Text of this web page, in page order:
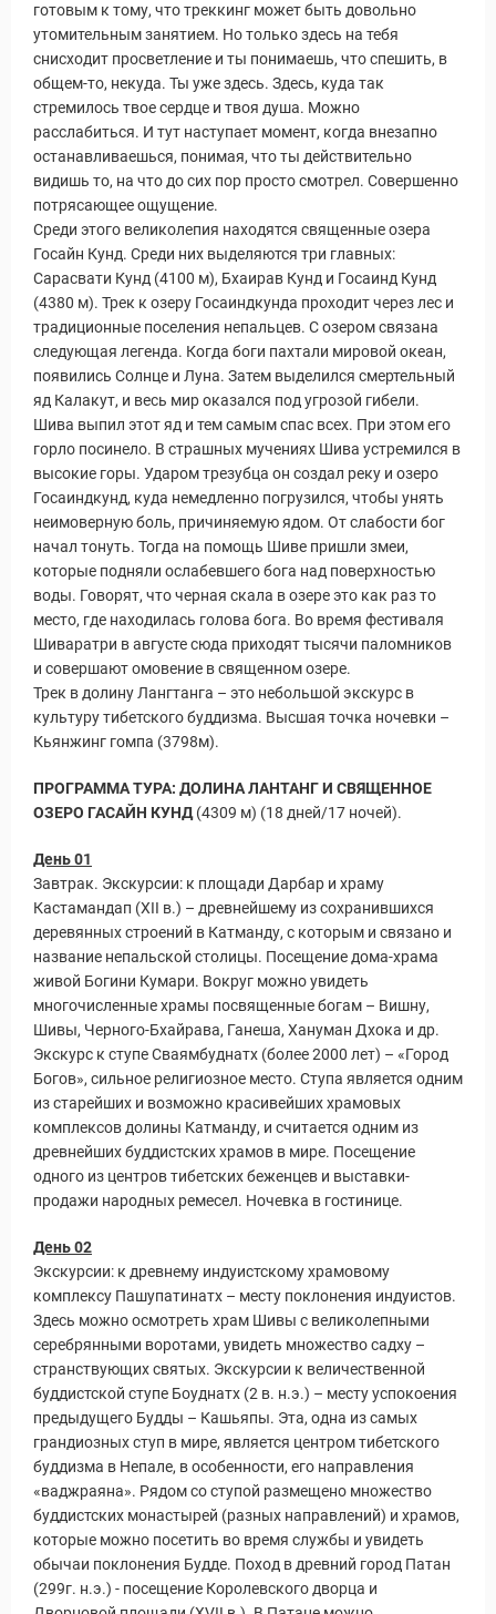
готовым к тому, что треккинг может быть довольно
утомительным занятием. Но только здесь на тебя
снисходит просветление и ты понимаешь, что спешить, в
общем-то, некуда. Ты уже здесь. Здесь, куда так
стремилось твое сердце и твоя душа. Можно
расслабиться. И тут наступает момент, когда внезапно
останавливаешься, понимая, что ты действительно
видишь то, на что до сих пор просто смотрел. Совершенно
потрясающее ощущение.
Среди этого великолепия находятся священные озера
Госайн Кунд. Среди них выделяются три главных:
Сарасвати Кунд (4100 м), Бхаирав Кунд и Госаинд Кунд
(4380 м). Трек к озеру Госаиндкунда проходит через лес и
традиционные поселения непальцев. С озером связана
следующая легенда. Когда боги пахтали мировой океан,
появились Солнце и Луна. Затем выделился смертельный
яд Калакут, и весь мир оказался под угрозой гибели.
Шива выпил этот яд и тем самым спас всех. При этом его
горло посинело. В страшных мучениях Шива устремился в
высокие горы. Ударом трезубца он создал реку и озеро
Госаиндкунд, куда немедленно погрузился, чтобы унять
неимоверную боль, причиняемую ядом. От слабости бог
начал тонуть. Тогда на помощь Шиве пришли змеи,
которые подняли ослабевшего бога над поверхностью
воды. Говорят, что черная скала в озере это как раз то
место, где находилась голова бога. Во время фестиваля
Шиваратри в августе сюда приходят тысячи паломников
и совершают омовение в священном озере.
Трек в долину Лангтанга – это небольшой экскурс в
культуру тибетского буддизма. Высшая точка ночевки –
Кьянжинг гомпа (3798м).
ПРОГРАММА ТУРА: ДОЛИНА ЛАНТАНГ И СВЯЩЕННОЕ
ОЗЕРО ГАСАЙН КУНД(4309 м) (18 дней/17 ночей).
День 01
Завтрак. Экскурсии: к площади Дарбар и храму
Кастамандап (XII в.) – древнейшему из сохранившихся
деревянных строений в Катманду, с которым и связано и
название непальской столицы. Посещение дома-храма
живой Богини Кумари. Вокруг можно увидеть
многочисленные храмы посвященные богам – Вишну,
Шивы, Черного-Бхайрава, Ганеша, Хануман Дхока и др.
Экскурс к ступе Сваямбуднатх (более 2000 лет) – «Город
Богов», сильное религиозное место. Ступа является одним
из старейших и возможно красивейших храмовых
комплексов долины Катманду, и считается одним из
древнейших буддистских храмов в мире. Посещение
одного из центров тибетских беженцев и выставки-
продажи народных ремесел. Ночевка в гостинице.
День 02
Экскурсии: к древнему индуистскому храмовому
комплексу Пашупатинатх – месту поклонения индуистов.
Здесь можно осмотреть храм Шивы с великолепными
серебрянными воротами, увидеть множество садху –
странствующих святых. Экскурсии к величественной
буддистской ступе Боуднатх (2 в. н.э.) – месту успокоения
предыдущего Будды – Кашьяпы. Эта, одна из самых
грандиозных ступ в мире, является центром тибетского
буддизма в Непале, в особенности, его направления
«ваджраяна». Рядом со ступой размещено множество
буддистских монастырей (разных направлений) и храмов,
которые можно посетить во время службы и увидеть
обычаи поклонения Будде. Поход в древний город Патан
(299г. н.э.) - посещение Королевского дворца и